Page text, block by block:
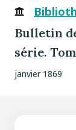
Bulletin
série.
janvier 1869